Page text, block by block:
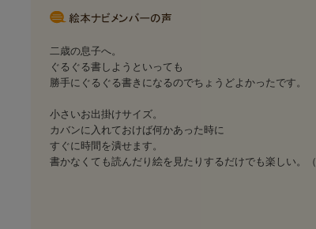
二歳の息子へ。
ぐるぐる書しようといっても
勝手にぐるぐる書きになるのでちょうどよかったです。
小さいお出掛けサイズ。
カバンに入れておけば何かあった時に
すぐに時間を潰せます。
書かなくても読んだり絵を見たりするだけでも楽しい